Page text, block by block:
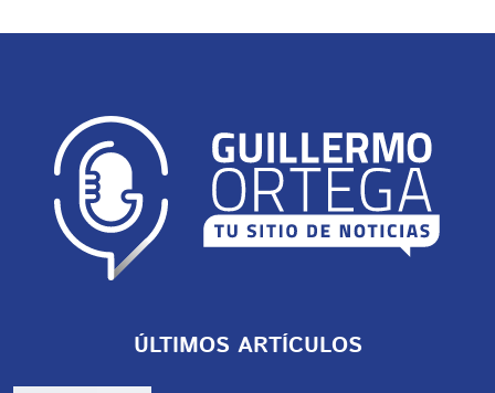
ÚLTIMOS ARTÍCULOS